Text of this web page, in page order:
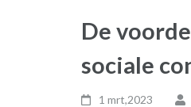
De
sociale
1 mrt,2023